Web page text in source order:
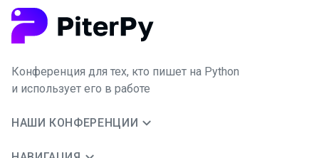
Конференция для тех, кто пишет на Python
и использует его в работе
НАШИ КОНФЕРЕНЦИИ